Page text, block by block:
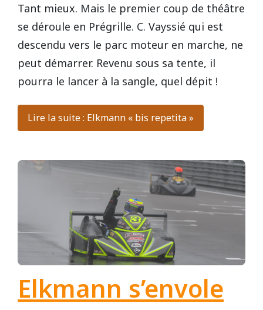
Tant mieux. Mais le premier coup de théâtre
se déroule en Prégrille. C. Vayssié qui est
descendu vers le parc moteur en marche, ne
peut démarrer. Revenu sous sa tente, il
pourra le lancer à la sangle, quel dépit !
Lire la suite : Elkmann « bis repetita »
Elkmann s’envole